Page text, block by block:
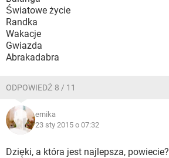
Światowe życie
Randka
Wakacje
Gwiazda
Abrakadabra
ODPOWIEDŹ 8 / 11
ernika
23 sty 2015 o 07:32
Dzięki, a która jest najlepsza, powiecie?